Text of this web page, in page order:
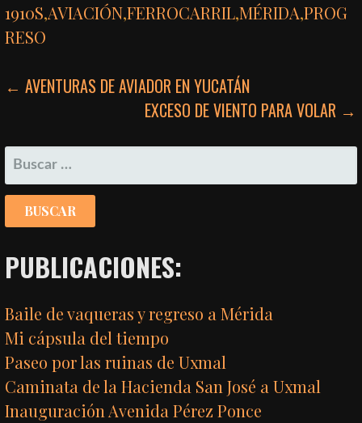
1910S,AVIACIÓN,FERROCARRIL,MÉRIDA,PROG
RESO
NAVEGACIÓN
ENTRADAS
← AVENTURAS DE AVIADOR EN YUCATÁN
EXCESO DE VIENTO PARA VOLAR →
BUSCAR:
PUBLICACIONES:
Baile de vaqueras y regreso a Mérida
Mi cápsula del tiempo
Paseo por las ruinas de Uxmal
Caminata de la Hacienda San José a Uxmal
Inauguración Avenida Pérez Ponce